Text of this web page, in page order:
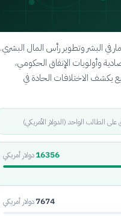
في البشر وتطوير رأس المال البشري.
وأولويات الإنفاق الحكومي،
يكشف الاختلافات الحادة في
الطالب الواحد (الدولار الأمريكي)
16356دولار أمريكي
7674دولار أمريكي